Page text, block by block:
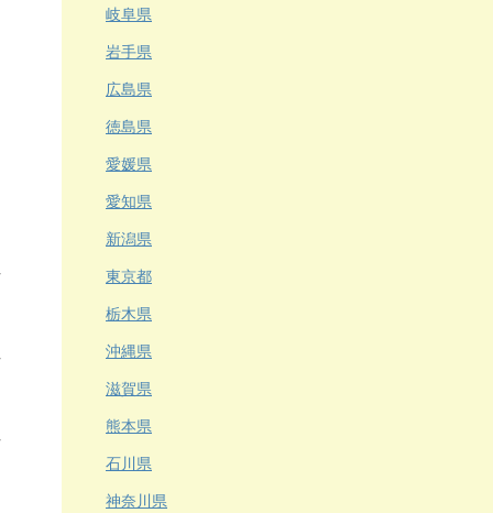
岐阜県
岩手県
広島県
徳島県
愛媛県
愛知県
新潟県
東京都
栃木県
沖縄県
滋賀県
熊本県
石川県
神奈川県